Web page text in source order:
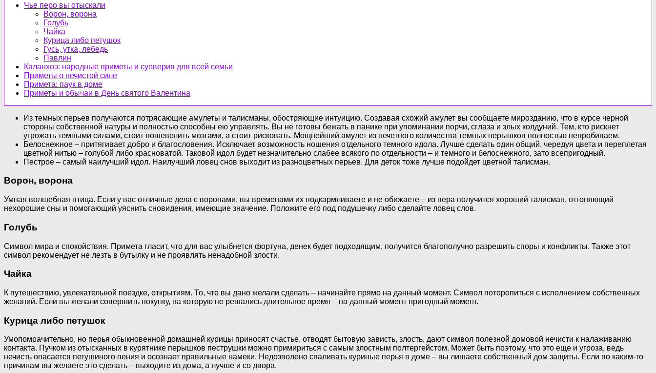
Чье перо вы отыскали
Ворон, ворона
Голубь
Чайка
Курица либо петушок
Гусь, утка, лебедь
Павлин
Каланхоэ: народные приметы и суеверия для всей семьи
Приметы о нечистой силе
Примета: паук в доме
Приметы и обычаи в День святого Валентина
Из темных перьев получаются потрясающие амулеты и талисманы, обостряющие интуицию. Создавая схожий амулет вы сообщаете мирозданию, что в курсе черной
стороны собственной натуры и полностью способны ею управлять. Вы не готовы бежать в панике при упоминании порчи, сглаза и злых колдуний. Тем, кто рискнет
угрожать темными силами, стоит пошевелить мозгами, а стоит рисковать. Мощнейший амулет из нечетного количества темных перышков полностью непробиваем.
Белоснежное – притягивает добро и благословения. Исключает возможность ношения отдельного темного идола. Лучше сделать один общий, чередуя цвета и переплетая
цветной нитью – голубой либо красноватой. Таковой идол будет незначительно слабее всякого по отдельности – и темного и белоснежного, зато всепригодный.
Пестрое – самый наилучший идол. Наилучший ловец снов выходит из разноцветных перьев. Для деток тоже лучше подойдет цветной талисман.
Ворон, ворона
Умная волшебная птица. Если у вас отличные дела с воронами, вы временами их подкармливаете и не обижаете – из пера получится хороший талисман, отгоняющий
нехорошие сны и помогающий уяснить сновидения, имеющие значение. Положите его под подушечку либо сделайте ловец слов.
Голубь
Символ мира и спокойствия. Примета гласит, что для вас улыбнется фортуна, денек будет подходящим, получится благополучно разрешить споры и конфликты. Также этот
символ рекомендует не лезть в бутылку и не проявлять ненадобной злости.
Чайка
К путешествию, увлекательной поездке, открытиям. То, что вы дано желали сделать – начинайте прямо на данный момент. Символ поторопиться с исполнением собственных
желаний. Если вы желали совершить покупку, на которую не решались длительное время – на данный момент пригодный момент.
Курица либо петушок
Умопомрачительно, но перья обыкновенной домашней курицы приносят счастье, отводят бытовую зависть, злость, дают символ полезной домовой нечисти к налаживанию
контакта. Пучком из отысканных в курятнике перышков пеструшки можно примириться с самым злостным полтергейстом. Может быть поэтому, что это еще и угроза, ведь
нечисть опасается петушиного пения и осознает правильные намеки. Недозволено спаливать куриные перья в доме – вы лишаете собственный дом защиты. Если по каким-то
причинам вы желаете это сделать – выходите из дома, а лучше и со двора.